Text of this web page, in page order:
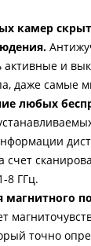
камер
активные и
даже самые
любых
счет
8 ГГц.
точно